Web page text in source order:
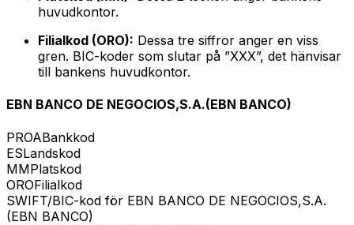
huvudkontor.
Filialkod (ORO): Dessa tre siffror anger en viss
gren. BIC-koder som slutar på ”XXX”, det hänvisar
till bankens huvudkontor.
EBN BANCO DE NEGOCIOS,S.A.(EBN BANCO)
PROABankkod
ESLandskod
MMPlatskod
OROFilialkod
SWIFT/BIC-kod för EBN BANCO DE NEGOCIOS,S.A.
(EBN BANCO)